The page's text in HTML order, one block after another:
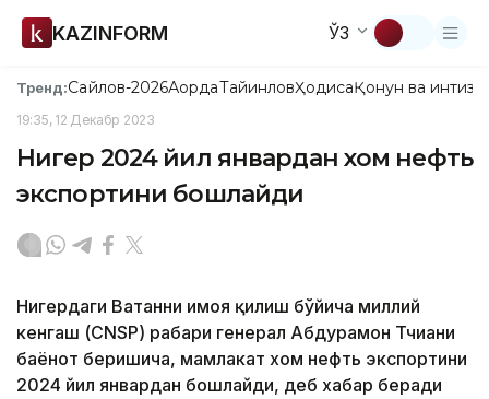
KAZINFORM ЎЗ
Тренд:Сайлов-2026АқордаТайинловҲодисаҚонун ва
19:35, 12 Декабр 2023
Нигер 2024 йил январдан хом нефть
экспортини бошлайди
Нигердаги Ватанни ҳимоя қилиш бўйича миллий
кенгаш (CNSP) раҳбари генерал Абдураҳмон Тчиани
баёнот беришича, мамлакат хом нефть экспортини
2024 йил январдан бошлайди, деб хабар беради